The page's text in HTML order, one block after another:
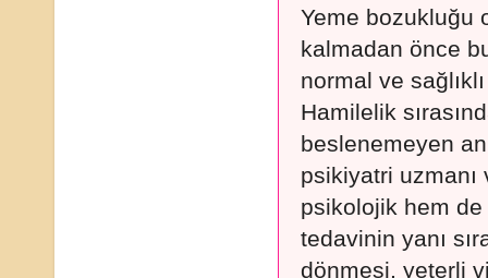
Yeme bozukluğu
kalmadan önce
normal ve
Hamilelik
beslenemeyen
psikiyatri uzmanı
psikolojik hem de
tedavinin yanı
dönmesi, yeterli